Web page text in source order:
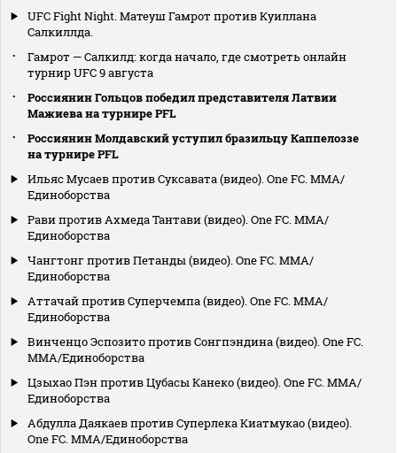
UFC Fight Night. Матеуш Гамрот против Куиллана
Салкиллда.
Гамрот — Салкилд: когда начало, где смотреть онлайн
турнир UFC 9 августа
Россиянин Гольцов победил представителя Латвии
Мажиева на турнире PFL
Россиянин Молдавский уступил бразильцу Каппелоззе
на турнире PFL
Ильяс Мусаев против Суксавата (видео). One FC. MMA/
Единоборства
Рави против Ахмеда Тантави (видео). One FC. MMA/
Единоборства
Чангтонг против Петанды (видео). One FC. MMA/
Единоборства
Аттачай против Суперчемпа (видео). One FC. MMA/
Единоборства
Винченцо Эспозито против Сонгпэндина (видео). One FC.
MMA/Единоборства
Цзыхао Пэн против Цубасы Канеко (видео). One FC. MMA/
Единоборства
Абдулла Даякаев против Суперлека Киатмукао (видео).
One FC. MMA/Единоборства